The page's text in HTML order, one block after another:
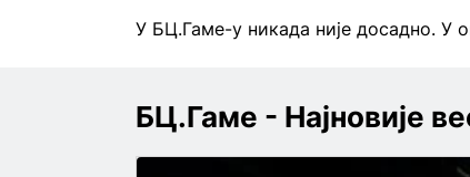
У БЦ.Гаме-у никада није досадно. У
БЦ.Гаме - Најновије